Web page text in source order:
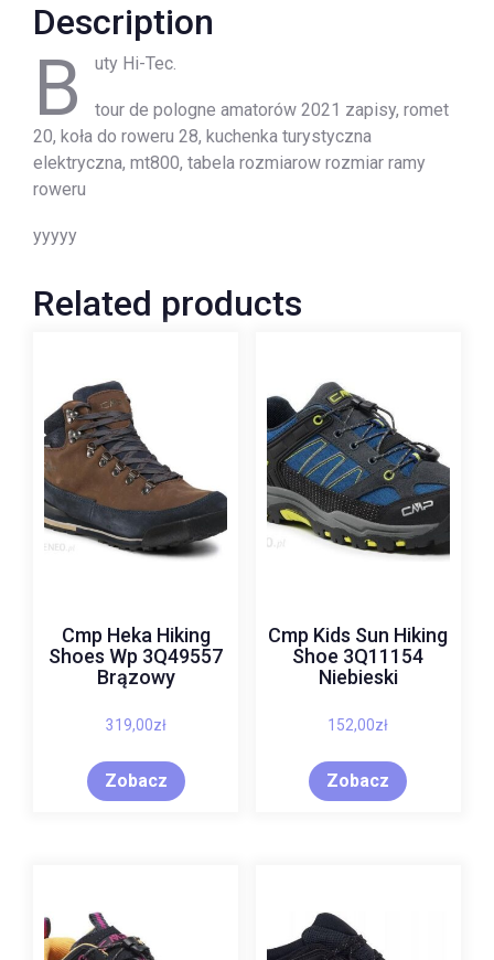
Description
B uty Hi-Tec.
tour de pologne amatorów 2021 zapisy, romet
20, koła do roweru 28, kuchenka turystyczna
elektryczna, mt800, tabela rozmiarow rozmiar ramy
roweru
yyyyy
Related products
Cmp Heka Hiking
Shoes Wp 3Q49557
Brązowy
319,00zł
Zobacz
Cmp Kids Sun Hiking
Shoe 3Q11154
Niebieski
152,00zł
Zobacz